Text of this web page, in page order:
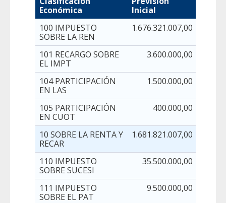
Económica
Inicial
100 IMPUESTO
SOBRE LA REN
1.676.321.007,00
101 RECARGO SOBRE
EL IMPT
3.600.000,00
104 PARTICIPACIÓN
EN LAS
1.500.000,00
105 PARTICIPACIÓN
EN CUOT
400.000,00
10 SOBRE LA RENTA Y
RECAR
1.681.821.007,00
110 IMPUESTO
SOBRE SUCESI
35.500.000,00
111 IMPUESTO
SOBRE EL PAT
9.500.000,00